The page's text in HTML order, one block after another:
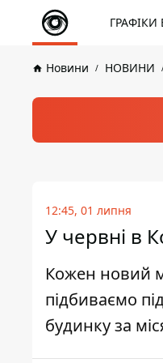
Новини НОВИНИ
12:45, 01 липня
У червні в
Кожен новий
підбиваємо
будинку за